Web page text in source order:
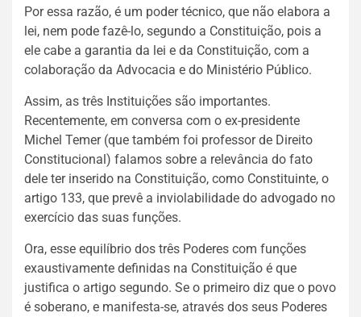
Por essa razão, é um poder técnico, que não elabora a
lei, nem pode fazê-lo, segundo a Constituição, pois a
ele cabe a garantia da lei e da Constituição, com a
colaboração da Advocacia e do Ministério Público.
Assim, as três Instituições são importantes.
Recentemente, em conversa com o ex-presidente
Michel Temer (que também foi professor de Direito
Constitucional) falamos sobre a relevância do fato
dele ter inserido na Constituição, como Constituinte, o
artigo 133, que prevê a inviolabilidade do advogado no
exercício das suas funções.
Ora, esse equilíbrio dos três Poderes com funções
exaustivamente definidas na Constituição é que
justifica o artigo segundo. Se o primeiro diz que o povo
é soberano, e manifesta-se, através dos seus Poderes